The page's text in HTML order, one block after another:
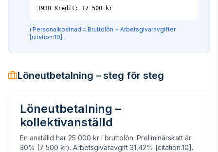
1930 Kredit: 17 500 kr
ℹ️ Personalkostnad = Bruttolön + Arbetsgivaravgifter
[citation:10].
Löneutbetalning – steg för steg
Löneutbetalning –
kollektivanställd
En anställd har 25 000 kr i bruttolön. Preliminärskatt är
30% (7 500 kr). Arbetsgivaravgift 31,42% [citation:10].